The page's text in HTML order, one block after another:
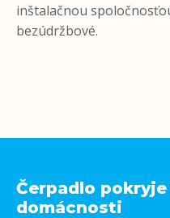
inštalačnou
bezúdržbové.
Čerpadlo
domácnosti